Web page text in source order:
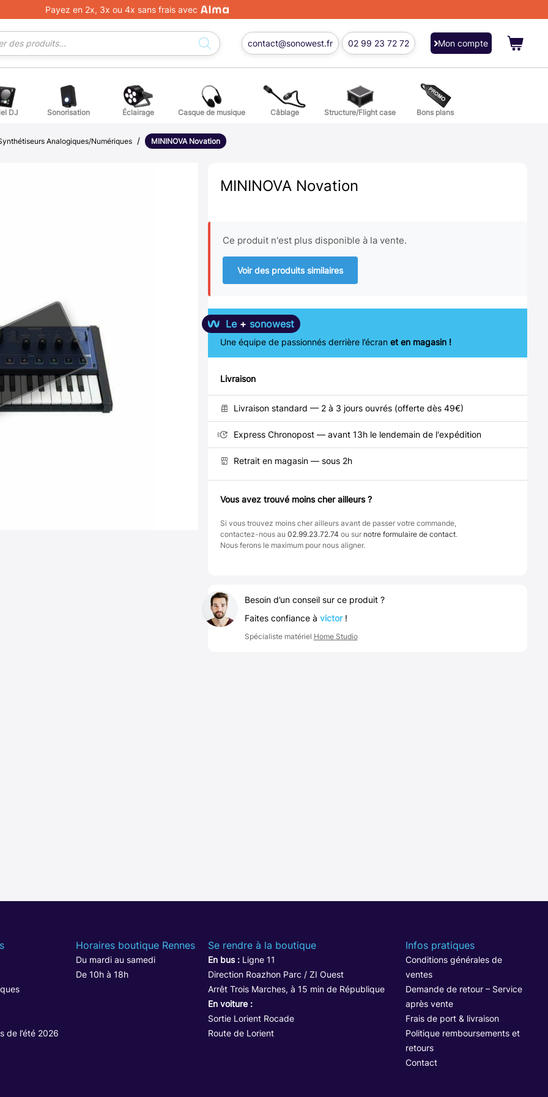
Payez en 2x, 3x ou 4x sans frais avec
contact@sonowest.fr 02 99 23 72 72 Mon compte
voix
DJ
DJ
Sonorisation Éclairage Casque de musique Câblage Structure/Flight case Bons plans
Analogiques/Numériques / MININOVA Novation
MININOVA Novation
Ce produit n'est plus disponible à la vente.
Voir des produits similaires
Le + sonowest
Une équipe de passionnés derrière l’écran et en magasin !
Livraison
Livraison standard — 2 à 3 jours ouvrés (offerte dès 49€)
Express Chronopost — avant 13h le lendemain de l'expédition
Retrait en magasin — sous 2h
Vous avez trouvé moins cher ailleurs ?
Si vous trouvez moins cher ailleurs avant de passer votre commande,
contactez-nous au 02.99.23.72.74 ou sur notre formulaire de contact.
Nous ferons le maximum pour nous aligner.
Besoin d’un conseil sur ce produit ?
Faites confiance à victor!
Spécialiste matériel Home Studio
de l’été 2026
Horaires boutique Rennes
Du mardi au samedi
De 10h à 18h
Se rendre à la boutique
En bus :Ligne 11
Direction Roazhon Parc / ZI Ouest
Arrêt Trois Marches, à 15 min de République
En voiture :
Sortie Lorient Rocade
Route de Lorient
Infos pratiques
Conditions générales de
ventes
Demande de retour – Service
après vente
Frais de port & livraison
Politique remboursements et
retours
Contact